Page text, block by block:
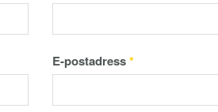
E-postadress*